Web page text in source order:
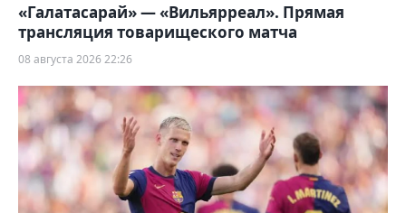
«Галатасарай» — «Вильярреал». Прямая
трансляция товарищеского матча
08 августа 2026 22:26